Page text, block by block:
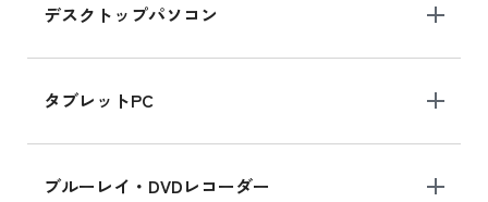
デスクトップパソコン
タブレットPC
ブルーレイ・DVDレコーダー
iPad mini シリーズ 2024
iPad mini 8.3インチ の新品買取価格
iPhone 16 シリーズ
iPhone 16 の新品買取価格